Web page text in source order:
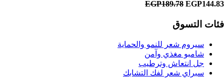
EGP189.78 EGP144.83
فئات التسوق
سيروم شعر للنمو والحماية
شامبو مغذي وآمن
جل انتعاش وترطيب
سبراي شعر لفك التشابك